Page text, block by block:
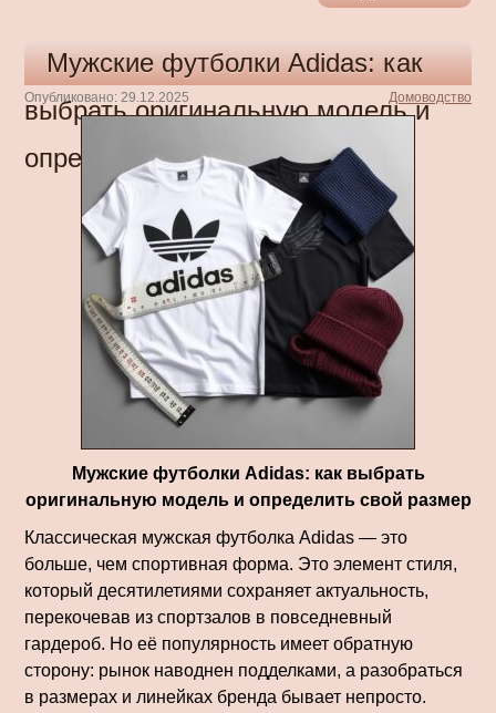
Мужские футболки Adidas: как
выбрать оригинальную модель и
определить свой размер
Опубликовано: 29.12.2025 Домоводство
Мужские футболки Adidas: как выбрать
оригинальную модель и определить свой размер
Классическая мужская футболка Adidas — это
больше, чем спортивная форма. Это элемент стиля,
который десятилетиями сохраняет актуальность,
перекочевав из спортзалов в повседневный
гардероб. Но её популярность имеет обратную
сторону: рынок наводнен подделками, а разобраться
в размерах и линейках бренда бывает непросто.